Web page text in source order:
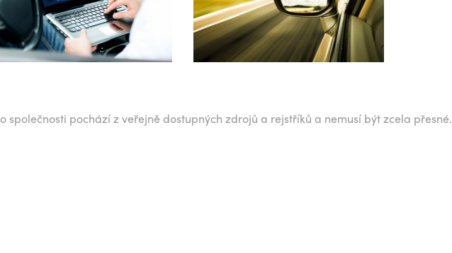
společnosti pochází z veřejně dostupných zdrojů a rejstříků a nemusí být zcela přesné.